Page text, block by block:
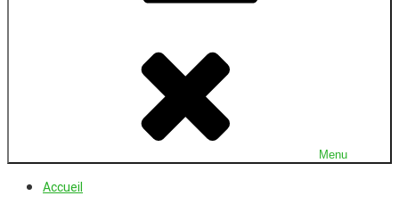
Menu
Accueil